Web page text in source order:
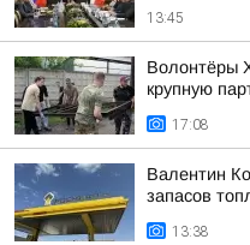
13:45
Волонтёры
крупную
17:08
Валентин
запасов
13:38